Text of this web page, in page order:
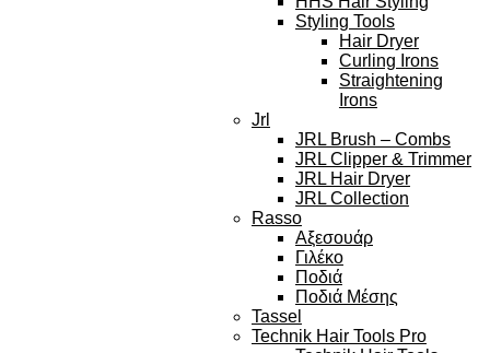
Styling Tools
Hair Dryer
Curling Irons
Straightening
Irons
Jrl
JRL Brush – Combs
JRL Clipper & Trimmer
JRL Hair Dryer
JRL Collection
Rasso
Αξεσουάρ
Γιλέκο
Ποδιά
Ποδιά Μέσης
Tassel
Technik Hair Tools Pro